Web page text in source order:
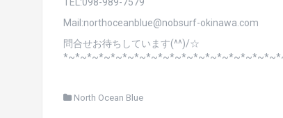
Mail:northoceanblue@nobsurf-okinawa.com
問合せお待ちしています(^^)/☆
North Ocean Blue